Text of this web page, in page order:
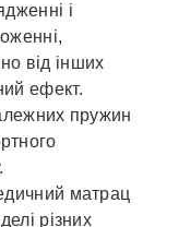
і
від інших
ефект.
пружин
матрац
різних